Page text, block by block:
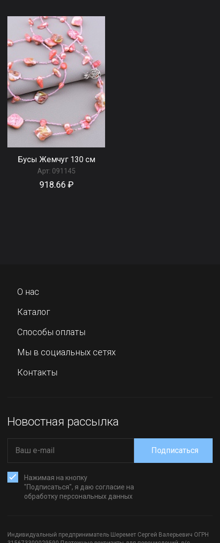
Бусы Жемчуг 130 см
Арт: 091145
918.66 ₽
О нас
Каталог
Способы оплаты
Мы в социальных сетях
Контакты
Новостная рассылка
Нажимая на кнопку
"Подписаться", я даю согласие на
обработку персональных данных
Подписаться
Индивидуальный предприниматель Шеремет Сергей Валерьевич ОГРН